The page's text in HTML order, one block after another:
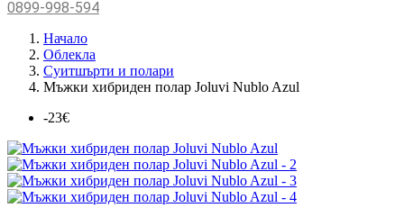
0899-998-594
Начало
Облекла
Суитшърти и полари
Мъжки хибриден полар Joluvi Nublo Azul
-23€